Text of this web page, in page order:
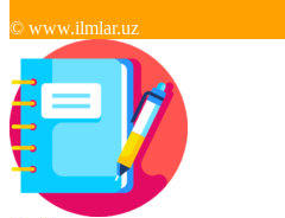
© www.ilmlar.uz